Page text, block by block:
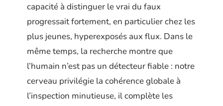
capacité à distinguer le vrai du faux
progressait fortement, en particulier chez les
plus jeunes, hyperexposés aux flux. Dans le
même temps, la recherche montre que
l’humain n’est pas un détecteur fiable : notre
cerveau privilégie la cohérence globale à
l’inspection minutieuse, il complète les